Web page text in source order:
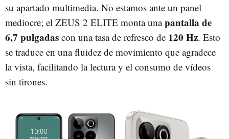
su apartado multimedia. No estamos ante un panel
mediocre; el ZEUS 2 ELITE monta unapantalla de
6,7 pulgadas con una tasa de refresco de 120 Hz. Esto
se traduce en una fluidez de movimiento que agradece
la vista, facilitando la lectura y el consumo de vídeos
sin tirones.